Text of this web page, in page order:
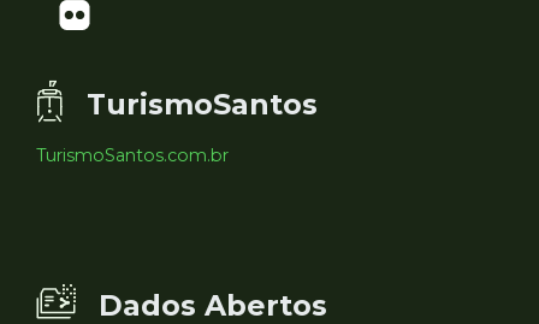
TurismoSantos
TurismoSantos.com.br
Dados Abertos